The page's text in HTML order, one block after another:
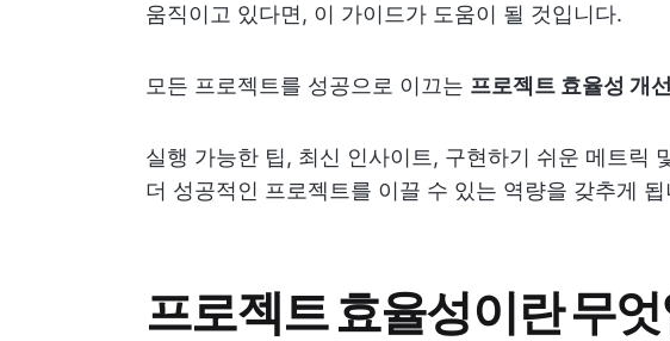
움직이고 있다면, 이 가이드가 도움이 될 것입니다.
모든 프로젝트를 성공으로 이끄는 프로젝트 효율성 개선
실행 가능한 팁, 최신 인사이트, 구현하기 쉬운 메트릭
더 성공적인 프로젝트를 이끌 수 있는 역량을 갖추게 됩
프로젝트 효율성이란 무